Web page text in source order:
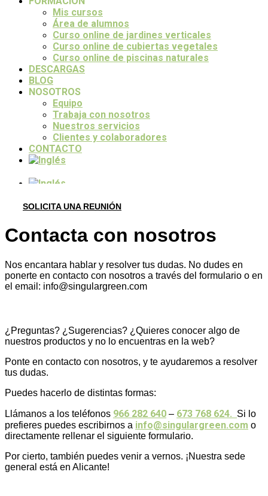
Mis cursos
Área de alumnos
Curso online de jardines verticales
Curso online de cubiertas vegetales
Curso online de piscinas naturales
DESCARGAS
BLOG
NOSOTROS
Equipo
Trabaja con nosotros
Nuestros servicios
Clientes y colaboradores
CONTACTO
SOLICITA UNA REUNIÓN
Contacta con nosotros
Nos encantara hablar y resolver tus dudas. No dudes en
ponerte en contacto con nosotros a través del formulario o en
el email: info@singulargreen.com
¿Preguntas? ¿Sugerencias? ¿Quieres conocer algo de
nuestros productos y no lo encuentras en la web?
Ponte en contacto con nosotros, y te ayudaremos a resolver
tus dudas.
Puedes hacerlo de distintas formas:
Llámanos a los teléfonos 966 282 640 – 673 768 624. Si lo
prefieres puedes escribirnos a info@singulargreen.com o
directamente rellenar el siguiente formulario.
Por cierto, también puedes venir a vernos. ¡Nuestra sede
general está en Alicante!